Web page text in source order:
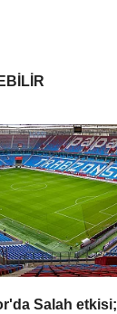
Salah etkisi;